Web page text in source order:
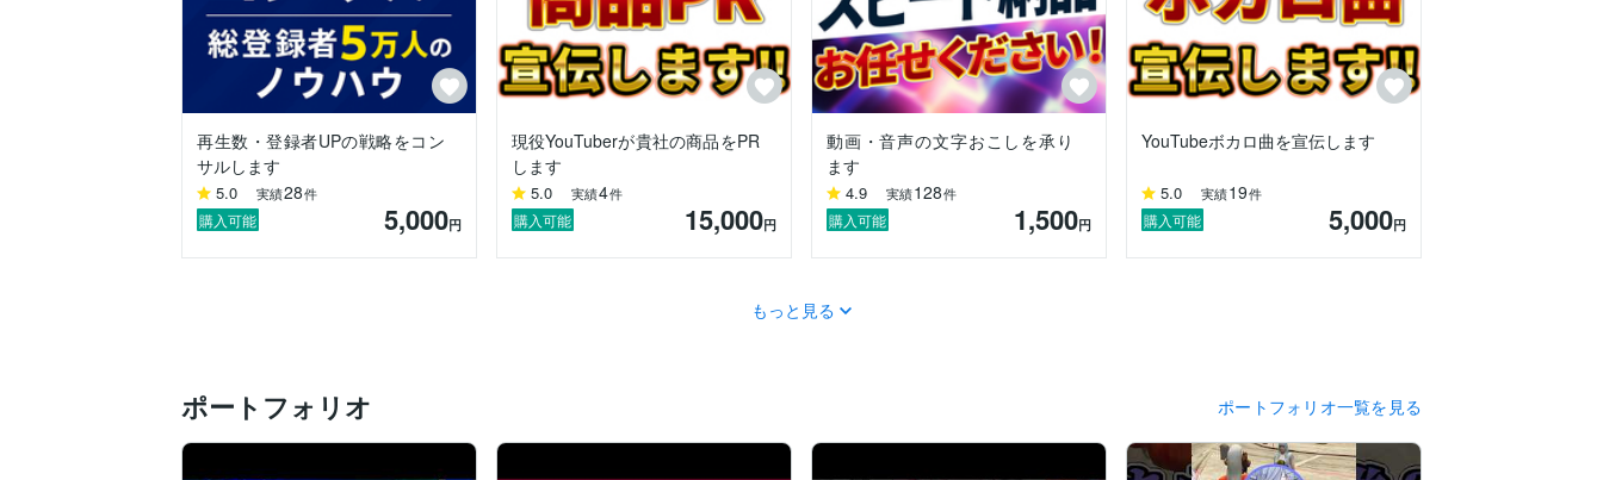
再生数・登録者UPの戦略をコン
サルします
5.0 実績28件
購入可能 5,000円
現役YouTuberが貴社の商品をPR
します
5.0 実績4件
購入可能 15,000円
動画・音声の文字おこしを承り
ます
4.9 実績128件
購入可能 1,500円
YouTubeボカロ曲を宣伝します
5.0 実績19件
購入可能 5,000円
もっと見る
ポートフォリオ ポートフォリオ一覧を見る